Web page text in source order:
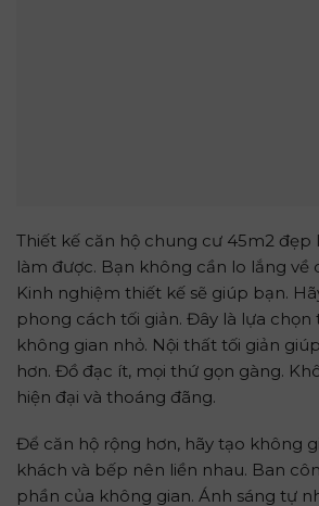
Thiết kế căn hộ chung cư 45m2 đẹp
làm được. Bạn không cần lo lắng về
Kinh nghiệm thiết kế sẽ giúp bạn.
phong cách tối giản. Đây là lựa
không gian nhỏ. Nội thất tối giản
hơn. Đồ đạc ít, mọi thứ gọn gàng.
hiện đại và thoáng đãng.
Để căn hộ rộng hơn, hãy tạo không
khách và bếp nên liền nhau. Ban
phần của không gian. Ánh sáng tự